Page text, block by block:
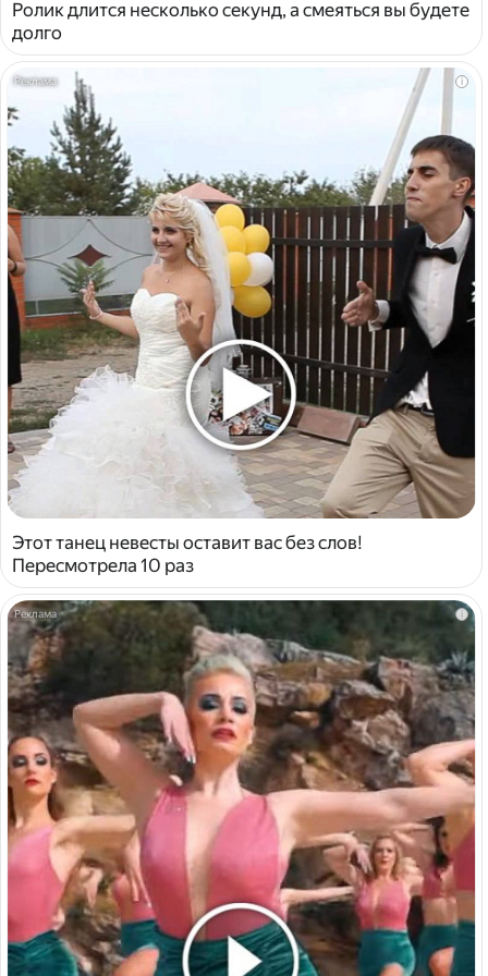
Ролик длится несколько секунд, а смеяться вы будете
долго
i
Этот танец невесты оставит вас без слов!
Пересмотрела 10 раз
i